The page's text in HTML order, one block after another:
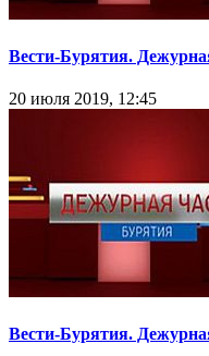
Вести-Бурятия.
20 июля 2019, 12:45
Вести-Бурятия.